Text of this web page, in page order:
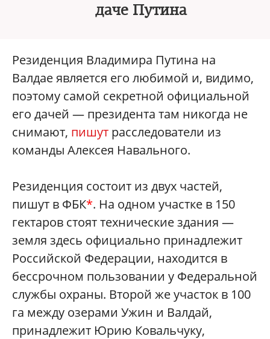
даче Путина
Резиденция Владимира Путина на
Валдае является его любимой и, видимо,
поэтому самой секретной официальной
его дачей — президента там никогда не
снимают, пишут расследователи из
команды Алексея Навального.
Резиденция состоит из двух частей,
пишут в ФБК*. На одном участке в 150
гектаров стоят технические здания —
земля здесь официально принадлежит
Российской Федерации, находится в
бессрочном пользовании у Федеральной
службы охраны. Второй же участок в 100
га между озерами Ужин и Валдай,
принадлежит Юрию Ковальчуку,